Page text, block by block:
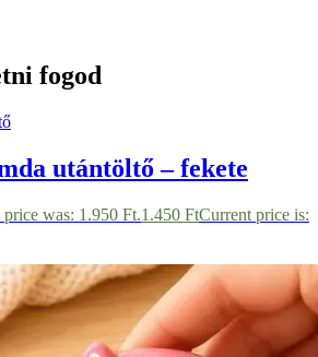
fogod
utántöltő – fekete
was: 1.950 Ft.1.450 FtCurrent price is: